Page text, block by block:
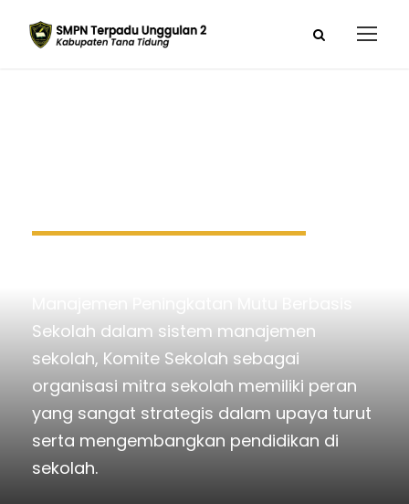
Sekolah dalam sistem manajemen
sekolah, Komite Sekolah sebagai
organisasi mitra sekolah memiliki peran
yang sangat strategis dalam upaya turut
serta mengembangkan pendidikan di
sekolah.